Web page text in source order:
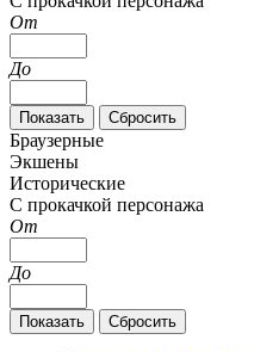
От
До
Браузерные
Экшены
Исторические
С прокачкой персонажа
От
До